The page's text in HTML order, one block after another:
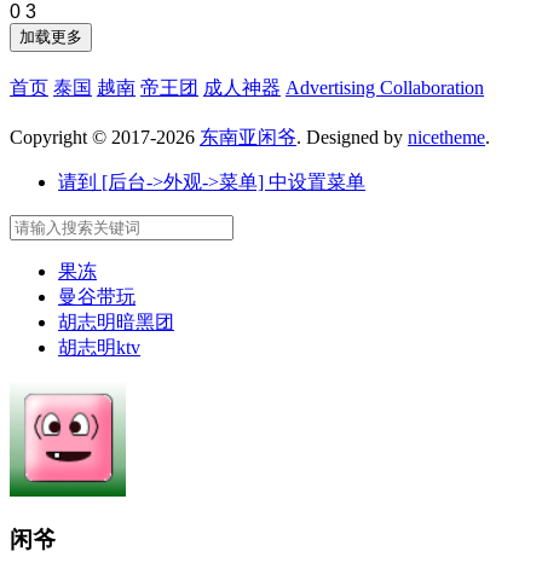
0 3
加载更多
首页 泰国 越南 帝王团 成人神器 Advertising Collaboration
Copyright © 2017-2026 东南亚闲爷. Designed by nicetheme.
请到 [后台->外观->菜单] 中设置菜单
果冻
曼谷带玩
胡志明暗黑团
胡志明ktv
闲爷